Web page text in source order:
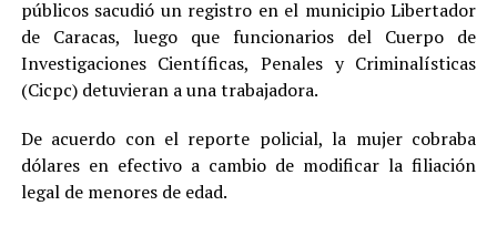
públicos sacudió un registro en el municipio Libertador
de Caracas, luego que funcionarios del Cuerpo de
Investigaciones Científicas, Penales y Criminalísticas
(Cicpc) detuvieran a una trabajadora.
De acuerdo con el reporte policial, la mujer cobraba
dólares en efectivo a cambio de modificar la filiación
legal de menores de edad.